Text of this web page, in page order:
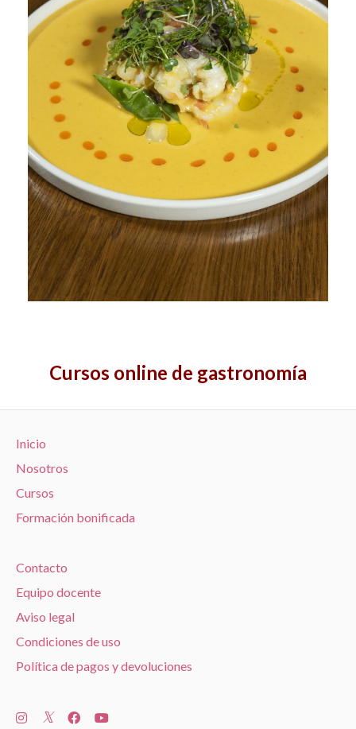
Cursos online de gastronomía
Inicio
Nosotros
Cursos
Formación bonificada
Contacto
Equipo docente
Aviso legal
Condiciones de uso
Política de pagos y devoluciones